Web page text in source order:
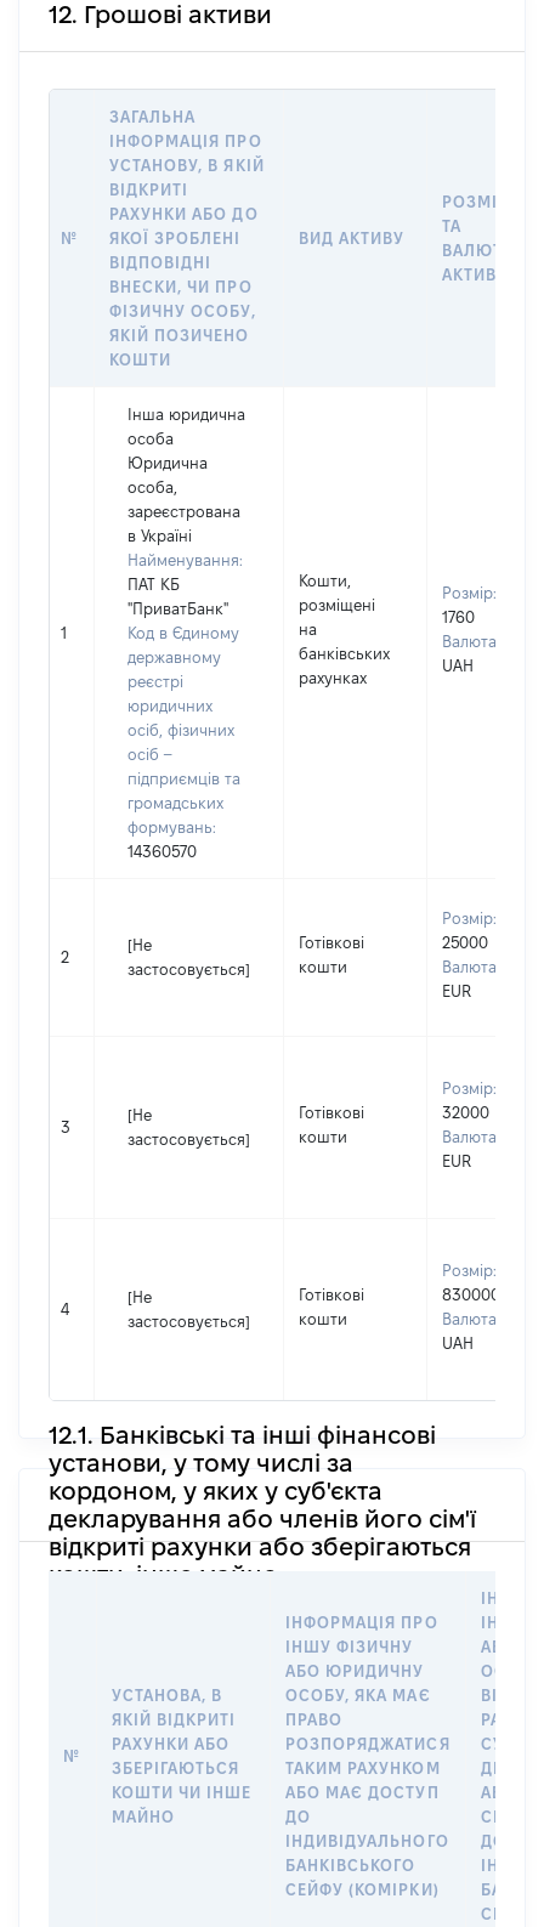
12. Грошові активи
№
ЗАГАЛЬНА
ІНФОРМАЦІЯ ПРО
УСТАНОВУ, В ЯКІЙ
ВІДКРИТІ
РАХУНКИ АБО ДО
ЯКОЇ ЗРОБЛЕНІ
ВІДПОВІДНІ
ВНЕСКИ, ЧИ ПРО
ФІЗИЧНУ ОСОБУ,
ЯКІЙ ПОЗИЧЕНО
КОШТИ
ВИД АКТИВУ
РОЗМІР
ТА
ВАЛЮТА
АКТИВУ
1
Інша юридична
особа
Юридична
особа,
зареєстрована
в Україні
Найменування:
ПАТ КБ
"ПриватБанк"
Код в Єдиному
державному
реєстрі
юридичних
осіб, фізичних
осіб –
підприємців та
громадських
формувань:
14360570
Кошти,
розміщені
на
банківських
рахунках
Розмір:
1760
Валюта:
UAH
2
[Не
застосовується]
Готівкові
кошти
Розмір:
25000
Валюта:
EUR
3
[Не
застосовується]
Готівкові
кошти
Розмір:
32000
Валюта:
EUR
4
[Не
застосовується]
Готівкові
кошти
Розмір:
830000
Валюта:
UAH
12.1. Банківські та інші фінансові
установи, у тому числі за
кордоном, у яких у суб'єкта
декларування або членів його сім'ї
відкриті рахунки або зберігаються
кошти, інше майно
№
УСТАНОВА, В
ЯКІЙ ВІДКРИТІ
РАХУНКИ АБО
ЗБЕРІГАЮТЬСЯ
КОШТИ ЧИ ІНШЕ
МАЙНО
ІНФОРМАЦІЯ ПРО
ІНШУ ФІЗИЧНУ
АБО ЮРИДИЧНУ
ОСОБУ, ЯКА МАЄ
ПРАВО
РОЗПОРЯДЖАТИСЯ
ТАКИМ РАХУНКОМ
АБО МАЄ ДОСТУП
ДО
ІНДИВІДУАЛЬНОГО
БАНКІВСЬКОГО
СЕЙФУ (КОМІРКИ)
ІНШУ
АБО
АБО
СІМ’Ї
СЕЙФУ